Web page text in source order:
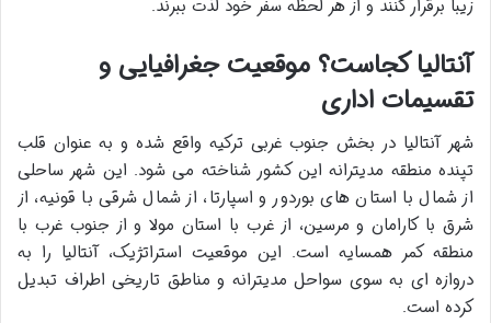
زیبا برقرار کنند و از هر لحظه سفر خود لذت ببرند.
آنتالیا کجاست؟ موقعیت جغرافیایی و
تقسیمات اداری
شهر آنتالیا در بخش جنوب غربی ترکیه واقع شده و به عنوان قلب
تپنده منطقه مدیترانه این کشور شناخته می شود. این شهر ساحلی
از شمال با استان های بوردور و اسپارتا، از شمال شرقی با قونیه، از
شرق با کارامان و مرسین، از غرب با استان مولا و از جنوب غرب با
منطقه کمر همسایه است. این موقعیت استراتژیک، آنتالیا را به
دروازه ای به سوی سواحل مدیترانه و مناطق تاریخی اطراف تبدیل
کرده است.